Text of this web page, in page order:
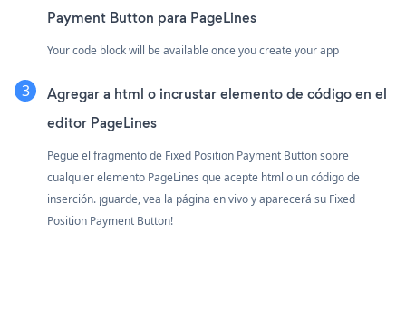
Payment Button para PageLines
Your code block will be available once you create your app
Agregar a html o incrustar elemento de código en el
editor PageLines
Pegue el fragmento de Fixed Position Payment Button sobre
cualquier elemento PageLines que acepte html o un código de
inserción. ¡guarde, vea la página en vivo y aparecerá su Fixed
Position Payment Button!